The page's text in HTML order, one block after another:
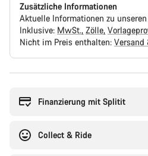
Zusätzliche Informationen
Aktuelle Informationen zu
Inklusive: MwSt. Zölle
Nicht im Preis enthalten: Versand
Finanzierung mit Splitit
Collect & Ride